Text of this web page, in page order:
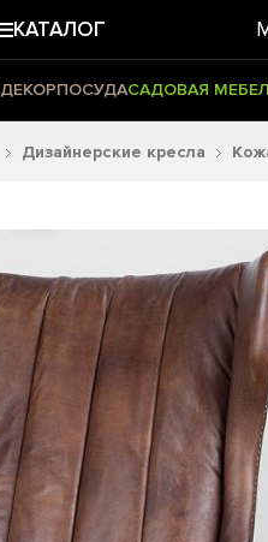
КАТАЛОГ
ДЕКОРПОСУДАСАДОВАЯ
Дизайнерские кресла